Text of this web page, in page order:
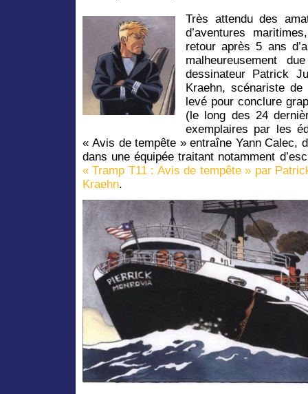
Très attendu des
d’aventures
retour après 5 ans
malheureusement
dessinateur Patrick
Kraehn, scénariste
levé pour conclure
(le long des 24
exemplaires par les
« Avis de tempête » entraîne Yann Calec,
dans une équipée traitant notamment
« Tramp T11 : Avis de tempête » par
Kraehn.